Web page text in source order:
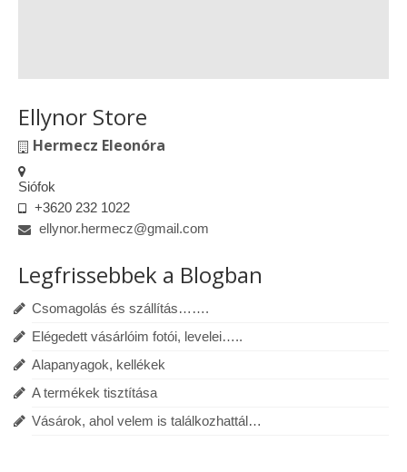
Ellynor Store
Hermecz Eleonóra
Siófok
+3620 232 1022
ellynor.hermecz@gmail.com
Legfrissebbek a Blogban
Csomagolás és szállítás…….
Elégedett vásárlóim fotói, levelei…..
Alapanyagok, kellékek
A termékek tisztítása
Vásárok, ahol velem is találkozhattál…